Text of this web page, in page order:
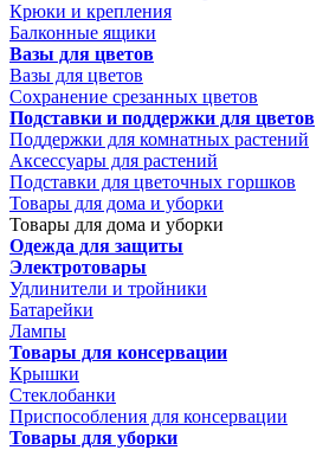
Крюки и крепления
Балконные ящики
Вазы для цветов
Вазы для цветов
Сохранение срезанных цветов
Подставки и поддержки для цветов
Поддержки для комнатных растений
Аксессуары для растений
Подставки для цветочных горшков
Товары для дома и уборки
Товары для дома и уборки
Одежда для защиты
Электротовары
Удлинители и тройники
Батарейки
Лампы
Товары для консервации
Крышки
Стеклобанки
Приспособления для консервации
Товары для уборки